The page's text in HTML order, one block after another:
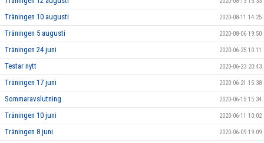
Träningen 10 augusti 2020-08-11 14:25
Träningen 5 augusti 2020-08-06 19:50
Träningen 24 juni 2020-06-25 10:11
Testar nytt 2020-06-23 20:43
Träningen 17 juni 2020-06-21 15:38
Sommaravslutning 2020-06-15 15:34
Träningen 10 juni 2020-06-11 10:02
Träningen 8 juni 2020-06-09 19:09